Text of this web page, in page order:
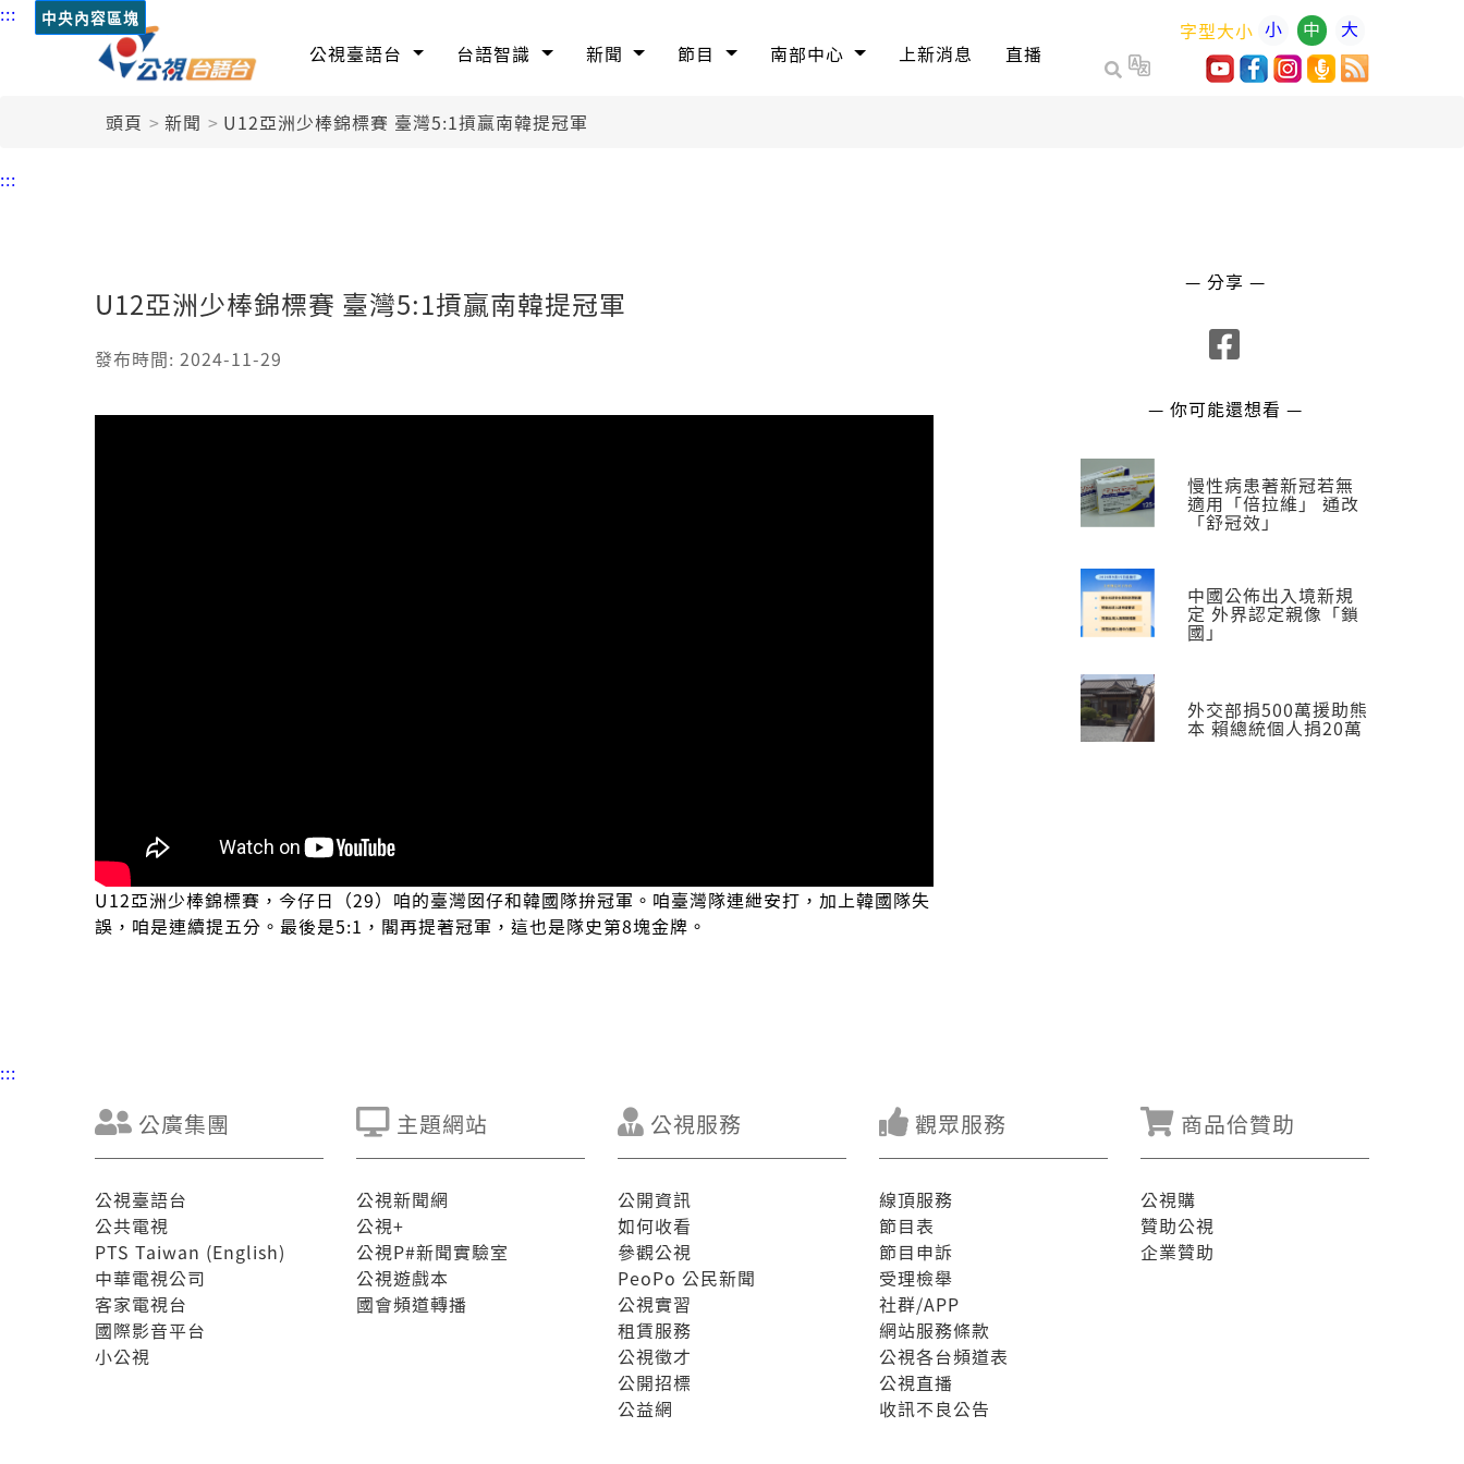
::: 中央內容區塊
公視臺語台 台語智識 新聞 節目 南部中心 上新消息 直播
字型大小 小 中 大
頭頁 新聞 U12亞洲少棒錦標賽 臺灣5:1摃贏南韓提冠軍
:::
U12亞洲少棒錦標賽 臺灣5:1摃贏南韓提冠軍
發布時間: 2024-11-29
U12亞洲少棒錦標賽，今仔日（29）咱的臺灣囡仔和韓國隊拚冠軍。咱臺灣隊連紲安打，加上韓國隊失
誤，咱是連續提五分。最後是5:1，閣再提著冠軍，這也是隊史第8塊金牌。
— 分享 —
— 你可能還想看 —
慢性病患著新冠若無
適用「倍拉維」 通改
「舒冠效」
中國公佈出入境新規
定 外界認定親像「鎖
國」
外交部捐500萬援助熊
本 賴總統個人捐20萬
:::
公廣集團
公視臺語台
公共電視
PTS Taiwan (English)
中華電視公司
客家電視台
國際影音平台
小公視
主題網站
公視新聞網
公視+
公視P#新聞實驗室
公視遊戲本
國會頻道轉播
公視服務
公開資訊
如何收看
參觀公視
PeoPo 公民新聞
公視實習
租賃服務
公視徵才
公開招標
公益網
觀眾服務
線頂服務
節目表
節目申訴
受理檢舉
社群/APP
網站服務條款
公視各台頻道表
公視直播
收訊不良公告
商品佮贊助
公視購
贊助公視
企業贊助